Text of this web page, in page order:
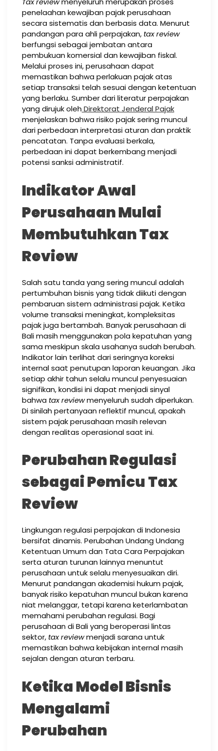
penelaahan kewajiban pajak perusahaan
secara sistematis dan berbasis data. Menurut
pandangan para ahli perpajakan, tax review
berfungsi sebagai jembatan antara
pembukuan komersial dan kewajiban fiskal.
Melalui proses ini, perusahaan dapat
memastikan bahwa perlakuan pajak atas
setiap transaksi telah sesuai dengan ketentuan
yang berlaku. Sumber dari literatur perpajakan
yang dirujuk olehDirektorat Jenderal Pajak
menjelaskan bahwa risiko pajak sering muncul
dari perbedaan interpretasi aturan dan praktik
pencatatan. Tanpa evaluasi berkala,
perbedaan ini dapat berkembang menjadi
potensi sanksi administratif.
Indikator Awal
Perusahaan Mulai
Membutuhkan Tax
Review
Salah satu tanda yang sering muncul adalah
pertumbuhan bisnis yang tidak diikuti dengan
pembaruan sistem administrasi pajak. Ketika
volume transaksi meningkat, kompleksitas
pajak juga bertambah. Banyak perusahaan di
Bali masih menggunakan pola kepatuhan yang
sama meskipun skala usahanya sudah berubah.
Indikator lain terlihat dari seringnya koreksi
internal saat penutupan laporan keuangan. Jika
setiap akhir tahun selalu muncul penyesuaian
signifikan, kondisi ini dapat menjadi sinyal
bahwa tax reviewmenyeluruh sudah diperlukan.
Di sinilah pertanyaan reflektif muncul, apakah
sistem pajak perusahaan masih relevan
dengan realitas operasional saat ini.
Perubahan Regulasi
sebagai Pemicu Tax
Review
Lingkungan regulasi perpajakan di Indonesia
bersifat dinamis. Perubahan Undang Undang
Ketentuan Umum dan Tata Cara Perpajakan
serta aturan turunan lainnya menuntut
perusahaan untuk selalu menyesuaikan diri.
Menurut pandangan akademisi hukum pajak,
banyak risiko kepatuhan muncul bukan karena
niat melanggar, tetapi karena keterlambatan
memahami perubahan regulasi. Bagi
perusahaan di Bali yang beroperasi lintas
sektor, tax reviewmenjadi sarana untuk
memastikan bahwa kebijakan internal masih
sejalan dengan aturan terbaru.
Ketika Model Bisnis
Mengalami
Perubahan